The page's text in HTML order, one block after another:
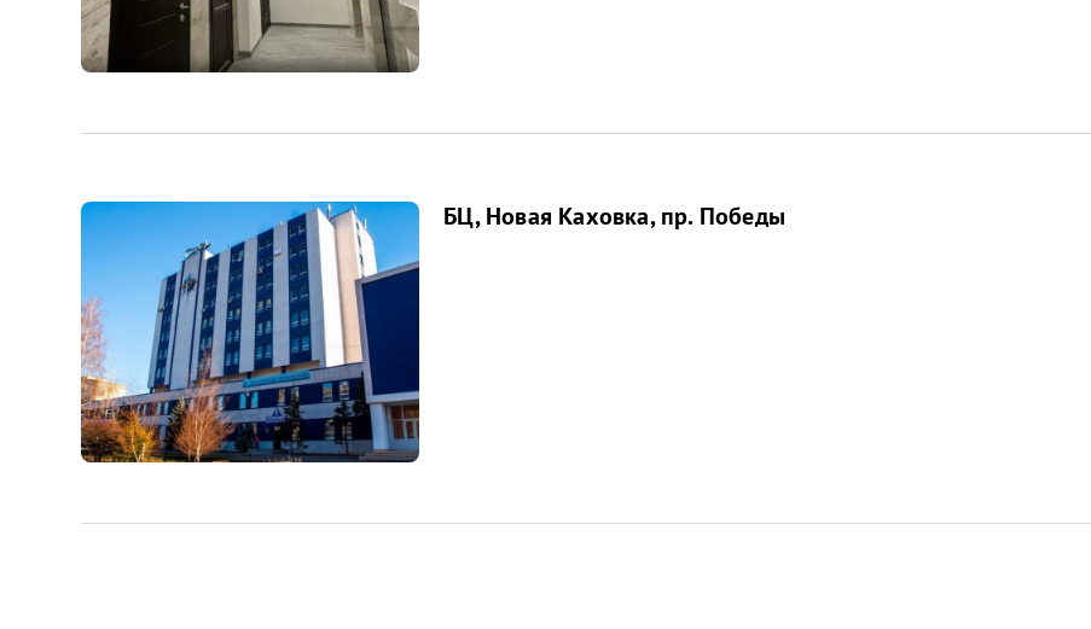
БЦ, Новая Каховка, пр. Победы